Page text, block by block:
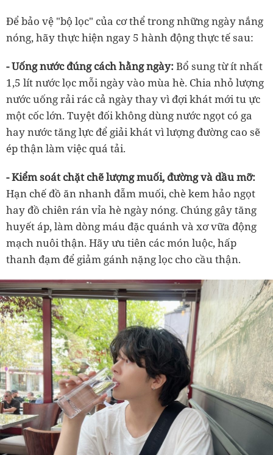
Để bảo vệ "bộ lọc" của cơ thể trong những ngày nắng
nóng, hãy thực hiện ngay 5 hành động thực tế sau:
- Uống nước đúng cách hằng ngày:Bổ sung từ ít nhất
1,5 lít nước lọc mỗi ngày vào mùa hè. Chia nhỏ lượng
nước uống rải rác cả ngày thay vì đợi khát mới tu ực
một cốc lớn. Tuyệt đối không dùng nước ngọt có ga
hay nước tăng lực để giải khát vì lượng đường cao sẽ
ép thận làm việc quá tải.
- Kiểm soát chặt chẽ lượng muối, đường và dầu mỡ:
Hạn chế đồ ăn nhanh đẫm muối, chè kem hảo ngọt
hay đồ chiên rán vỉa hè ngày nóng. Chúng gây tăng
huyết áp, làm dòng máu đặc quánh và xơ vữa động
mạch nuôi thận. Hãy ưu tiên các món luộc, hấp
thanh đạm để giảm gánh nặng lọc cho cầu thận.